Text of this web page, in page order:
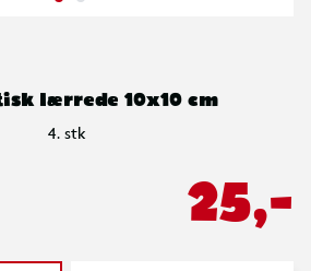
lærrede 10x10 cm
4. stk
25,-